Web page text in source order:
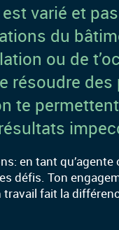
varié et
du
ou de
résoudre
te
en tant
défis. Ton
fait la